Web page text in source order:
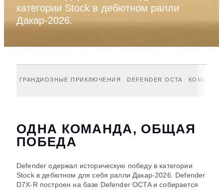
категории Stock в дебютном ралли
Дакар-2026.
ГРАНДИОЗНЫЕ ПРИКЛЮЧЕНИЯ DEFENDER OCTA КОМАНДЫ
ОДНА КОМАНДА, ОБЩАЯ
ПОБЕДА
Defender одержал историческую победу в категории
Stock в дебютном для себя ралли Дакар-2026. Defender
D7X‑R построен на базе Defender OCTA и собирается